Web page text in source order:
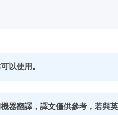
以使用。
器翻譯，譯文僅供參考，若與